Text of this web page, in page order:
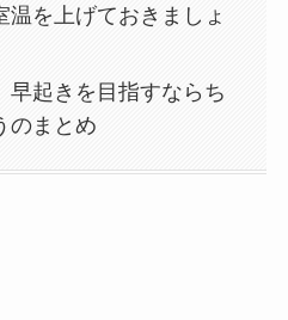
温を上げておきましょ
早起きを目指すならち
のまとめ